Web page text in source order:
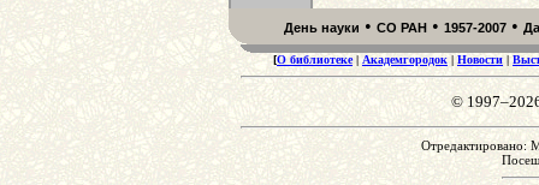
День науки • СО РАН • 1957-2007 •
[О библиотеке|Академгородок | Новости |
©
Отредактировано: